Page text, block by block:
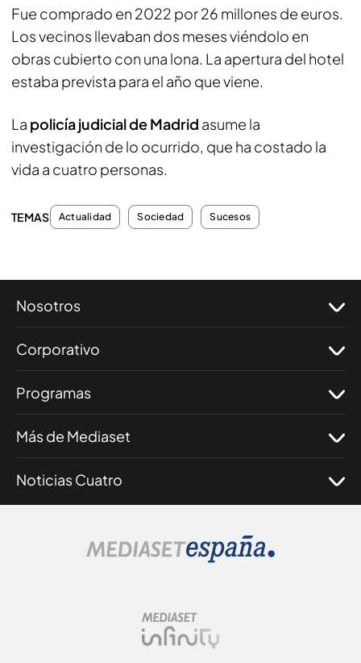
Fue comprado en 2022 por 26 millones de euros.
Los vecinos llevaban dos meses viéndolo en
obras cubierto con una lona. La apertura del hotel
estaba prevista para el año que viene.
La policía judicial de Madrid asume la
investigación de lo ocurrido, que ha costado la
vida a cuatro personas.
TEMAS Actualidad Sociedad Sucesos
Nosotros
Corporativo
Programas
Más de Mediaset
Noticias Cuatro